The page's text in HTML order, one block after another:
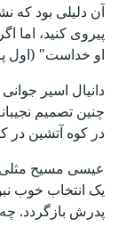
آن دلیلی بود که
پیروی کنید، اما
او خداست" (اول
چنین تصمیم
در کوه آتشین
عیسی مسیح مثلی
یک انتخاب خوب
پدرش بازگردد. چه